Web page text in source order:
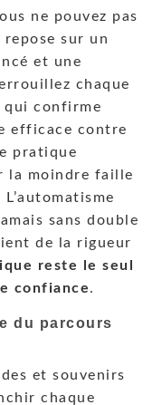
ne pouvez pas
repose sur un
et une
chaque
qui confirme
efficace contre
pratique
la moindre faille
sans double
de la rigueur
reste le seul
confiance.
du parcours
et souvenirs
chaque